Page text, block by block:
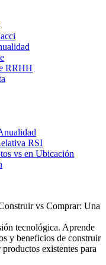
RRHH
RSI
vs en Ubicación
vs Comprar: Una
tecnológica. Aprende
y beneficios de construir
existentes para